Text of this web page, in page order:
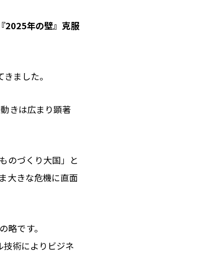
2025年の壁』克服
ました。
きは広まり顕著
のづくり大国」と
大きな危機に直面
です。
術によりビジネ